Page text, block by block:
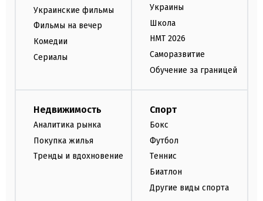
Украинские фильмы
Фильмы на вечер
Комедии
Сериалы
Украины
Школа
НМТ 2026
Саморазвитие
Обучение за границей
Недвижимость
Аналитика рынка
Покупка жилья
Тренды и вдохновение
Спорт
Бокс
Футбол
Теннис
Биатлон
Другие виды спорта